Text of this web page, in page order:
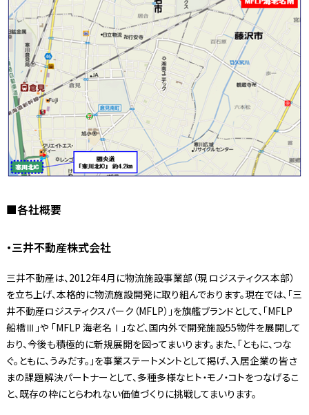
■各社概要
・三井不動産株式会社
三井不動産は、2012年4月に物流施設事業部（現 ロジスティクス本部）
を立ち上げ、本格的に物流施設開発に取り組んでおります。現在では、「三
井不動産ロジスティクスパーク（MFLP）」を旗艦ブランドとして、「MFLP
船橋Ⅲ」や 「MFLP 海老名Ⅰ」など、国内外で開発施設55物件を展開して
おり、今後も積極的に新規展開を図ってまいります。また、「ともに、つな
ぐ。ともに、うみだす。」を事業ステートメントとして掲げ、入居企業の皆さ
まの課題解決パートナーとして、多種多様なヒト・モノ・コトをつなげるこ
と、既存の枠にとらわれない価値づくりに挑戦してまいります。